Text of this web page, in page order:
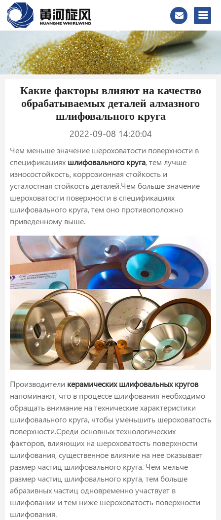
Какие факторы влияют на качество
обрабатываемых деталей алмазного
шлифовального круга
2022-09-08 14:20:04
Чем меньше значение шероховатости поверхности в
спецификациях шлифовального круга, тем лучше
износостойкость, коррозионная стойкость и
усталостная стойкость деталей.Чем больше значение
шероховатости поверхности в спецификациях
шлифовального круга, тем оно противоположно
приведенному выше.
Производители керамических шлифовальных кругов
напоминают, что в процессе шлифования необходимо
обращать внимание на технические характеристики
шлифовального круга, чтобы уменьшить шероховатость
поверхности.Среди основных технологических
факторов, влияющих на шероховатость поверхности
шлифования, существенное влияние на нее оказывает
размер частиц шлифовального круга. Чем мельче
размер частиц шлифовального круга, тем больше
абразивных частиц одновременно участвует в
шлифовании и тем ниже шероховатость поверхности
шлифования.